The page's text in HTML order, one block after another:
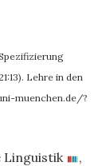
Lehre in den
muenchen.de/?
Linguistik
,